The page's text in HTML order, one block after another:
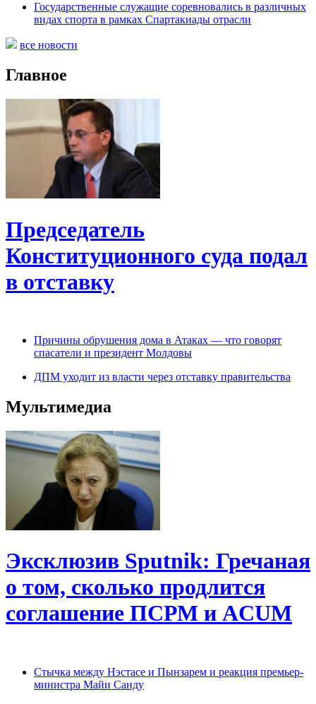
Государственные служащие соревновались в различных
видах спорта в рамках Спартакиады отрасли
все новости
Главное
Председатель
Конституционного cуда подал
в отставку
Причины обрушения дома в Атаках — что говорят
спасатели и президент Молдовы
ДПМ уходит из власти через отставку правительства
Мультимедиа
Эксклюзив Sputnik: Гречаная
о том, сколько продлится
соглашение ПСРМ и ACUM
Cтычка между Нэстасе и Пынзарем и реакция премьер-
министра Майи Санду